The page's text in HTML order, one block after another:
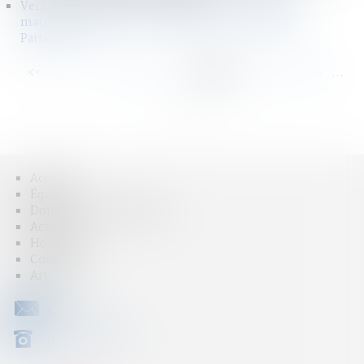
Vers une simplification du changement de régime
matrimonial pour les entrepreneurs - Mariage - Le
Particulier
...
Accueil
Articles